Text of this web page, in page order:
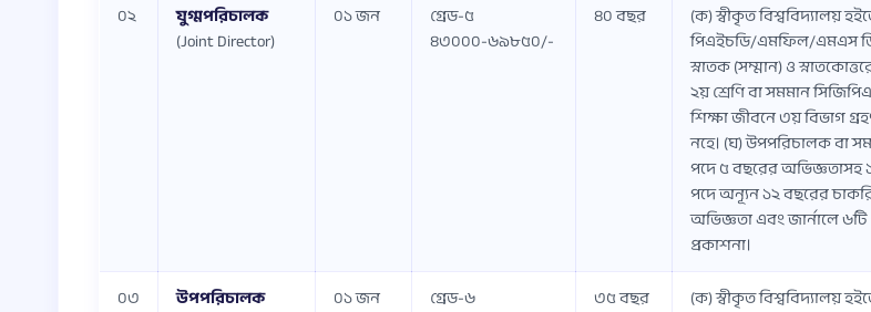
০২
যুগ্মপরিচালক
(Joint Director)
০১ জন
গ্রেড-৫
৪৩০০০-৬৯৮৫০/-
৪০ বছর
(ক) স্বীকৃত বিশ্ববিদ্যালয়
পিএইচডি/এমফিল/এমএস
স্নাতক (সম্মান) ও
২য় শ্রেণি বা সমমান
শিক্ষা জীবনে ৩য় বিভাগ
নহে। (ঘ) উপপরিচালক বা
পদে ৫ বছরের অভিজ্ঞতাসহ
পদে অন্যূন ১২ বছরের
অভিজ্ঞতা এবং জার্নালে
প্রকাশনা।
০৩
উপপরিচালক
০১ জন
গ্রেড-৬
৩৫ বছর
(ক) স্বীকৃত বিশ্ববিদ্যালয়